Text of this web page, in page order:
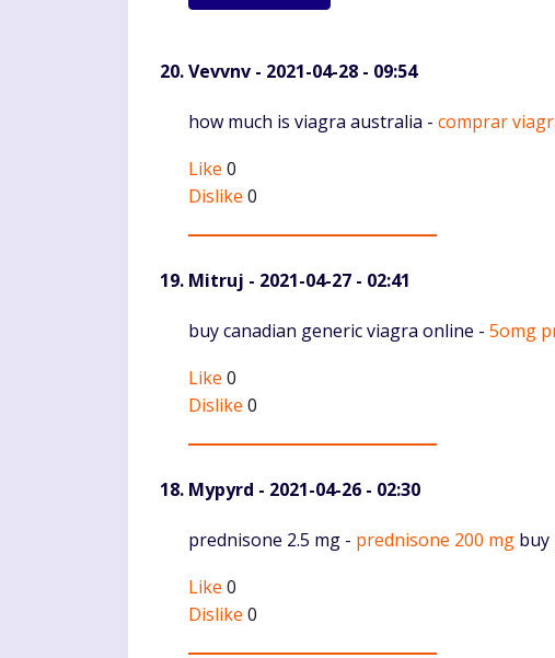
Vevvnv - 2021-04-28 - 09:54
Komentaras
how much is viagra australia - comprar
Like 0
Dislike 0
Mitruj - 2021-04-27 - 02:41
Komentaras
buy canadian generic viagra online - 5omg
Like 0
Dislike 0
Mypyrd - 2021-04-26 - 02:30
Komentaras
prednisone 2.5 mg - prednisone 200 mg buy
Like 0
Dislike 0